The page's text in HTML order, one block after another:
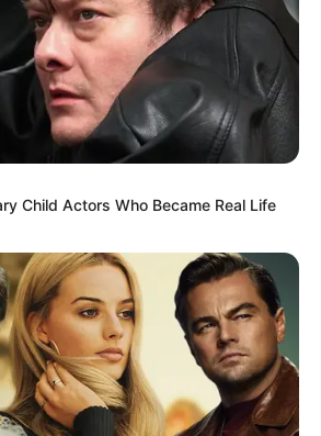
Vestirse mejor y ofrecer
calidad en el servicio está
aumentando el transporte
ilegal en Ibagué
CARGAR MÁS
POR LLUVIAS
VIA AL LLANO
METRO DE MEDELLÍN
CORTES DE AGUA
NIÑO
Child Actors Who Became Real Life